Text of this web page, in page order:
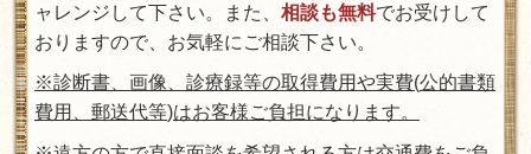
ャレンジして下さい。また、 相談も無料でお受けして
おりますので、お気軽にご相談下さい。
※診断書、画像、診療録等の取得費用や実費(公的書類
費用、郵送代等)はお客様ご負担になります。